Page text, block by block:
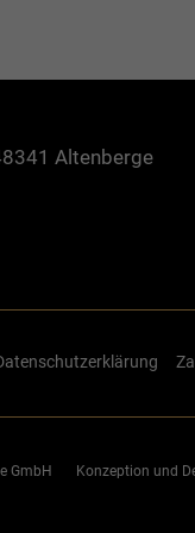
Altenberge
GmbH Konzeption und